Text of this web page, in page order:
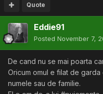
Quote
Eddie91
Posted November 7,
De cand nu se mai poarta
Oricum omul e filat de
numele sau de familie.